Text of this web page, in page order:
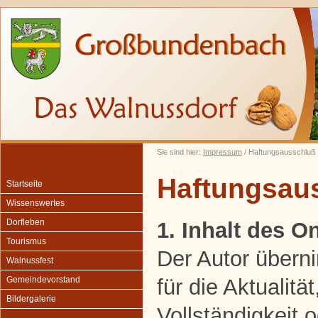
Sie sind hier: Impressum / Haftungsausschluß
Startseite
Wissenswertes
Dorfleben
Tourismus
Walnussfest
Gemeindevorstand
Bildergalerie
1. Inhalt des
Der Autor
für die